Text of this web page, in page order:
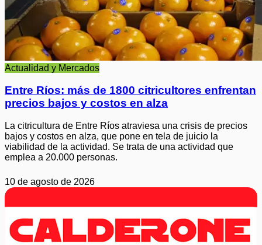
Actualidad y Mercados
Entre Ríos: más de 1800 citricultores enfrentan
precios bajos y costos en alza
La citricultura de Entre Ríos atraviesa una crisis de precios
bajos y costos en alza, que pone en tela de juicio la
viabilidad de la actividad. Se trata de una actividad que
emplea a 20.000 personas.
10 de agosto de 2026